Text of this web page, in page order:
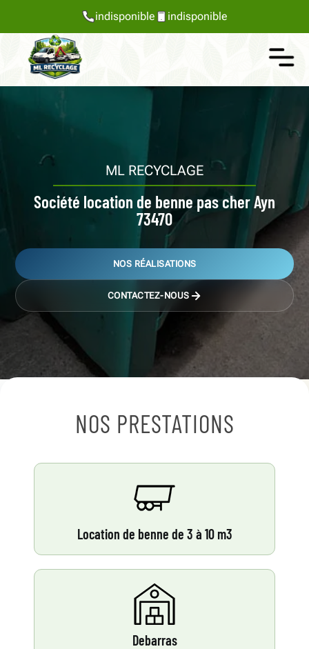
indisponible indisponible
ML RECYCLAGE
Société location de benne pas cher Ayn
73470
NOS RÉALISATIONS
CONTACTEZ-NOUS
NOS PRESTATIONS
Location de benne de 3 à 10 m3
Debarras